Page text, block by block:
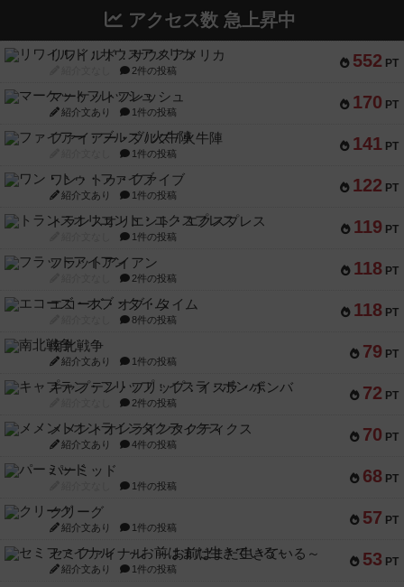
アクセス数 急上昇中
552 PT
リワイルド：サウスアメリカ
2件の投稿
170 PT
マーケットフレッシュ
紹介文あり 1件の投稿
141 PT
ファイアー・ブルズ / 火牛陣
1件の投稿
122 PT
ワン・トゥ・ファイブ
紹介文あり 1件の投稿
119 PT
トランスオリエント・エクスプレス
1件の投稿
118 PT
フラットアイアン
2件の投稿
118 PT
エコーズ・オブ・タイム
8件の投稿
79 PT
南北戦争
紹介文あり 1件の投稿
72 PT
キャプテン・フリップ：イスラ・ボンバ
2件の投稿
70 PT
メメントオンラインタクティクス
紹介文あり 4件の投稿
68 PT
パーミッド
1件の投稿
57 PT
クリーグ
紹介文あり 1件の投稿
53 PT
セミファイナル ～お前はまだ生きている～
紹介文あり 1件の投稿